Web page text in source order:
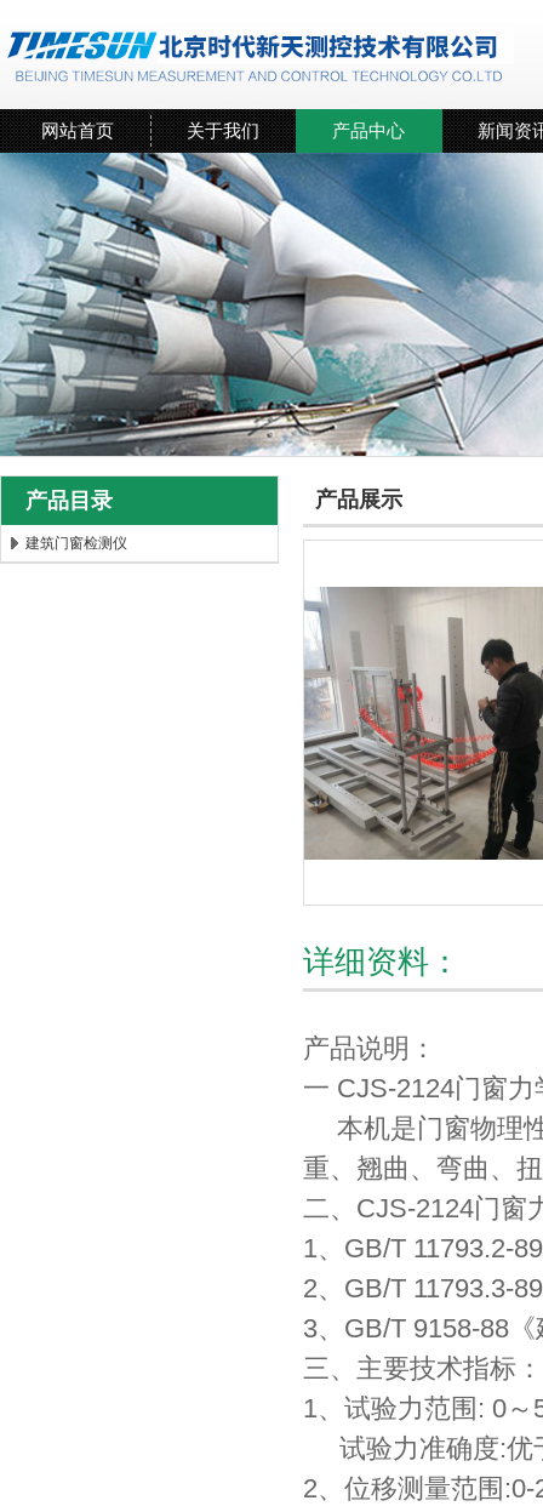
网站首页 关于我们 产品中心 新闻资
产品目录
建筑门窗检测仪
产品展示
详细资料：
产品说明：
一 CJS-2124门窗
本机是门窗物理
重、翘曲、弯曲、
二、CJS-2124门窗
1、GB/T 11793.2-
2、GB/T 11793.3-
3、GB/T 9158-88
三、主要技术指标：
1、试验力范围: 0～
试验力准确度:优
2、位移测量范围